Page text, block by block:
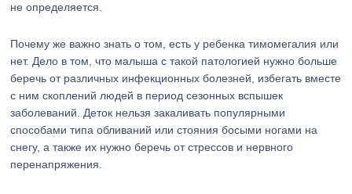
не определяется.
Почему же важно знать о том, есть у ребенка тимомегалия или
нет. Дело в том, что малыша с такой патологией нужно больше
беречь от различных инфекционных болезней, избегать вместе
с ним скоплений людей в период сезонных вспышек
заболеваний. Деток нельзя закаливать популярными
способами типа обливаний или стояния босыми ногами на
снегу, а также их нужно беречь от стрессов и нервного
перенапряжения.